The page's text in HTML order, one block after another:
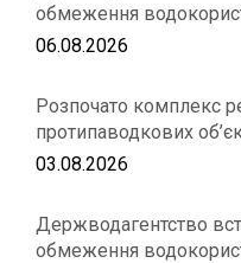
обмеження
06.08.2026
Розпочато комплекс
протипаводкових
03.08.2026
Держводагентство
обмеження